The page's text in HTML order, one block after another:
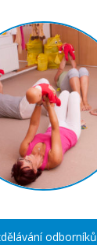
odborníků